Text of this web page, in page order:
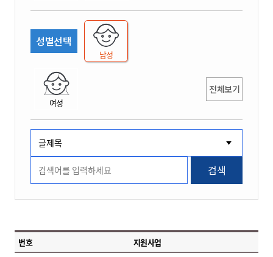
성별선택
남성
여성
전체보기
검색
번호 지원사업